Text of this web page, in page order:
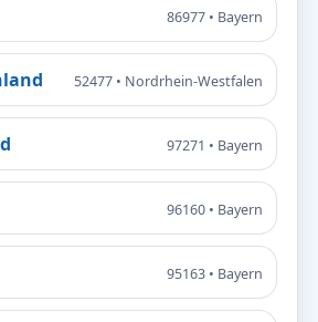
86977 • Bayern
52477 • Nordrhein-Westfalen
97271 • Bayern
96160 • Bayern
95163 • Bayern